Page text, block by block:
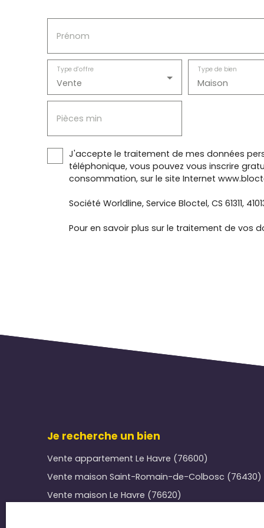
Prénom
Vente
Type d'offre
Maison
Type de bien
Pièces min
J'accepte le traitement de mes données
téléphonique, vous pouvez vous inscrire
consommation, sur le site Internet
Société Worldline, Service Bloctel, CS 61311,
Pour en savoir plus sur le traitement de vos
Je recherche un bien
Vente appartement Le Havre (76600)
Vente maison Saint-Romain-de-Colbosc (76430)
Vente maison Le Havre (76620)